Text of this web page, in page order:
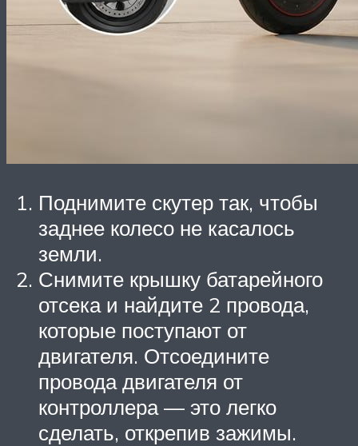
Поднимите скутер так, чтобы
заднее колесо не касалось
земли.
Снимите крышку батарейного
отсека и найдите 2 провода,
которые поступают от
двигателя. Отсоедините
провода двигателя от
контроллера — это легко
сделать, открепив зажимы.